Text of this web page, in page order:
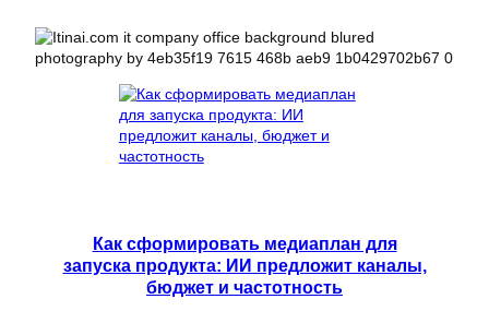
Как сформировать медиаплан для
запуска продукта: ИИ предложит каналы,
бюджет и частотность